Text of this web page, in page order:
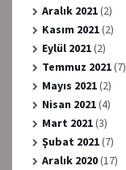
Aralık 2021(2)
Kasım 2021(2)
Eylül 2021(2)
Temmuz 2021(7)
Mayıs 2021(2)
Nisan 2021(4)
Mart 2021(3)
Şubat 2021(7)
Aralık 2020(17)